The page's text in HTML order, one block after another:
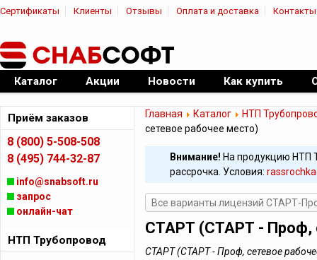
Сертификаты Клиенты Отзывы Оплата и доставка Контакты
Официальный дилер ПО
Каталог Акции Новости Как купить
Главная Каталог
НТП
сетевое рабочее место)
Внимание! На продукцию НТП
рассрочка. Условия:
Все варианты лицензий СТАРТ-
СТАРТ (СТАРТ - Проф,
СТАРТ (СТАРТ - Проф, сетевое
Приём заказов
8 (800) 5-508-508
8 (495) 744-32-87
info@snabsoft.ru
запрос
онлайн-чат
НТП Трубопровод